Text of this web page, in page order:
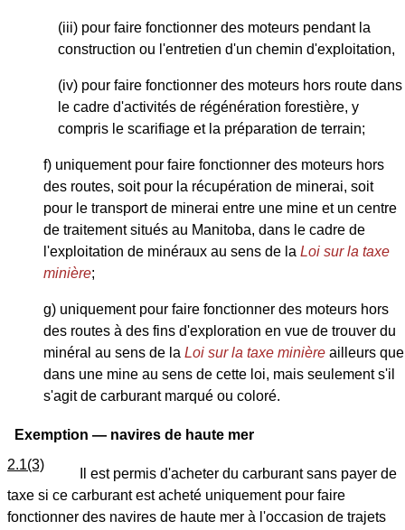
(iii) pour faire fonctionner des moteurs pendant la
construction ou l'entretien d'un chemin d'exploitation,
(iv) pour faire fonctionner des moteurs hors route dans
le cadre d'activités de régénération forestière, y
compris le scarifiage et la préparation de terrain;
f) uniquement pour faire fonctionner des moteurs hors
des routes, soit pour la récupération de minerai, soit
pour le transport de minerai entre une mine et un centre
de traitement situés au Manitoba, dans le cadre de
l'exploitation de minéraux au sens de la Loi sur la taxe
minière;
g) uniquement pour faire fonctionner des moteurs hors
des routes à des fins d'exploration en vue de trouver du
minéral au sens de la Loi sur la taxe minière ailleurs que
dans une mine au sens de cette loi, mais seulement s'il
s'agit de carburant marqué ou coloré.
Exemption — navires de haute mer
2.1(3)
Il est permis d'acheter du carburant sans payer de
taxe si ce carburant est acheté uniquement pour faire
fonctionner des navires de haute mer à l'occasion de trajets